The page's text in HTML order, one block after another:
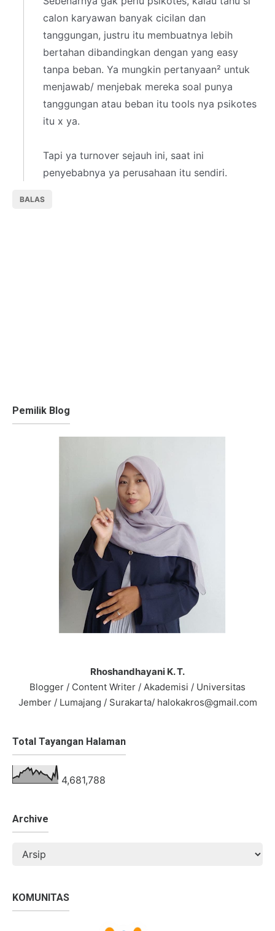
calon karyawan banyak cicilan dan
tanggungan, justru itu membuatnya lebih
bertahan dibandingkan dengan yang easy
tanpa beban. Ya mungkin pertanyaan² untuk
menjawab/ menjebak mereka soal punya
tanggungan atau beban itu tools nya psikotes
itu x ya.
Tapi ya turnover sejauh ini, saat ini
penyebabnya ya perusahaan itu sendiri.
BALAS
Pemilik Blog
Rhoshandhayani K. T.
Blogger / Content Writer / Akademisi / Universitas
Jember / Lumajang / Surakarta/ halokakros@gmail.com
Total Tayangan Halaman
4,681,788
Archive
KOMUNITAS